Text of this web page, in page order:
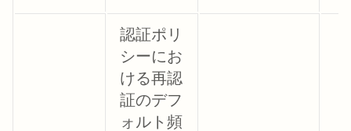
認証ポリ
シーにお
ける再認
証のデフ
ォルト頻